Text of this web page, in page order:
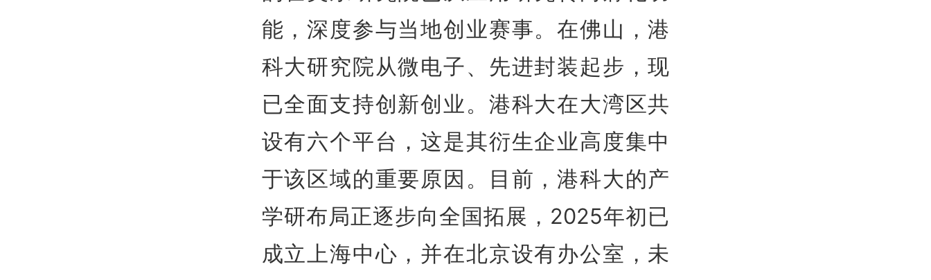
能，深度参与当地创业赛事。在佛山，港
科大研究院从微电子、先进封装起步，现
已全面支持创新创业。港科大在大湾区共
设有六个平台，这是其衍生企业高度集中
于该区域的重要原因。目前，港科大的产
学研布局正逐步向全国拓展，2025年初已
成立上海中心，并在北京设有办公室，未